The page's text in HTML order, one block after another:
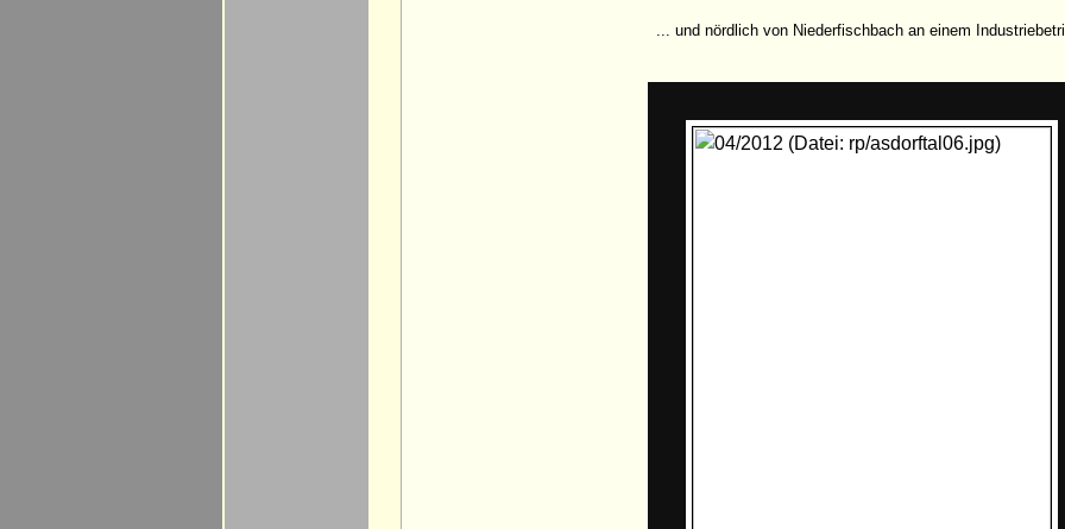
... und nördlich von Niederfischbach an einem